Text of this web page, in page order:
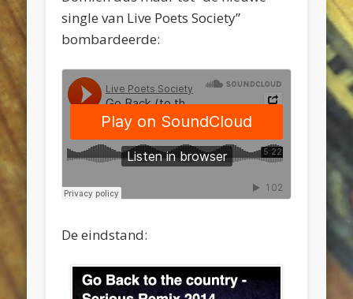
single van Live Poets Society”
bombardeerde:
De eindstand: